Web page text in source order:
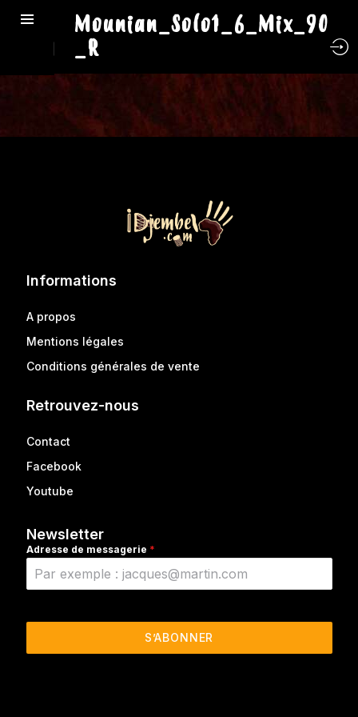
Mounian_Solo1_6_Mix_90
_R
Informations
A propos
Mentions légales
Conditions générales de vente
Retrouvez-nous
Contact
Facebook
Youtube
Newsletter
Adresse de messagerie *
S’ABONNER